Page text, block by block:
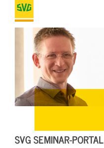
SVG SEMINAR-PORTAL